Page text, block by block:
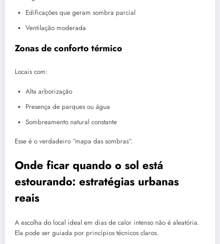
Edificações que geram sombra parcial
Ventilação moderada
Zonas de conforto térmico
Locais com:
Alta arborização
Presença de parques ou água
Sombreamento natural constante
Esse é o verdadeiro “mapa das sombras”.
Onde ficar quando o sol está
estourando: estratégias urbanas
reais
A escolha do local ideal em dias de calor intenso não é aleatória.
Ela pode ser guiada por princípios técnicos claros.